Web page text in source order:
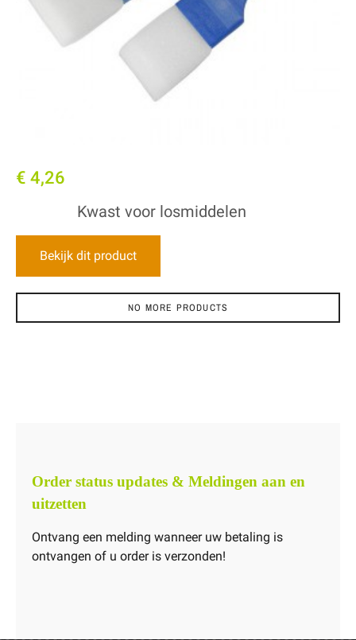
€ 4,26
Kwast voor losmiddelen
Bekijk dit product
NO MORE PRODUCTS
Order status updates & Meldingen aan en
uitzetten
Ontvang een melding wanneer uw betaling is
ontvangen of u order is verzonden!